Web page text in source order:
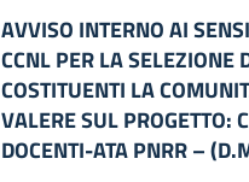
AVVISO INTERNO AI
CCNL PER LA SELEZIONE
COSTITUENTI LA
VALERE SUL PROGETTO:
DOCENTI-ATA PNRR –